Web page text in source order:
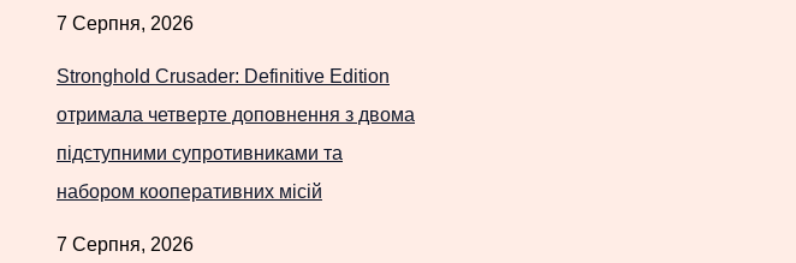
7 Серпня, 2026
Stronghold Crusader: Definitive Edition
отримала четверте доповнення з двома
підступними супротивниками та
набором кооперативних місій
7 Серпня, 2026